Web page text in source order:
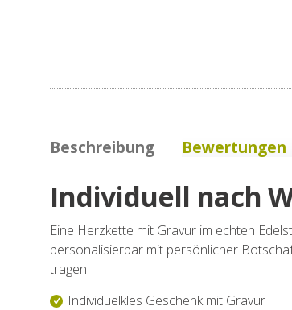
Beschreibung Bewertungen
Individuell nach
Eine Herzkette mit Gravur im echten
personalisierbar mit persönlicher
tragen.
Individuelkles Geschenk mit Gravur